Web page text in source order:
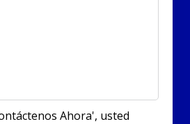
Ahora', usted